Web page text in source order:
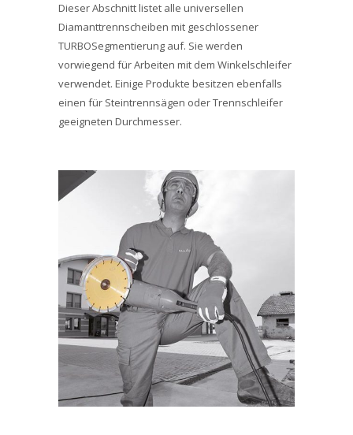
Dieser Abschnitt listet alle universellen
Diamanttrennscheiben mit geschlossener
TURBOSegmentierung auf. Sie werden
vorwiegend für Arbeiten mit dem Winkelschleifer
verwendet. Einige Produkte besitzen ebenfalls
einen für Steintrennsägen oder Trennschleifer
geeigneten Durchmesser.